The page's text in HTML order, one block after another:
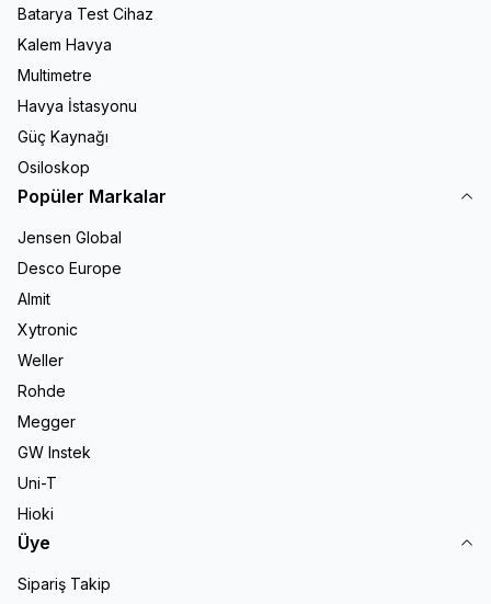
Batarya Test Cihaz
Kalem Havya
Multimetre
Havya İstasyonu
Güç Kaynağı
Osiloskop
Popüler Markalar
Jensen Global
Desco Europe
Almit
Xytronic
Weller
Rohde
Megger
GW Instek
Uni-T
Hioki
Üye
Sipariş Takip